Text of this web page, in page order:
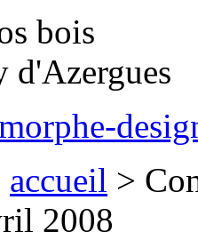
bois
d'Azergues
accueil >
2008